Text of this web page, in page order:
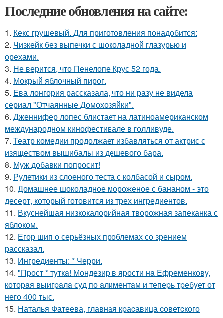
Последние обновления на сайте:
1. Кекс грушевый. Для приготовления понадобится:
2. Чизкейк без выпечки с шоколадной глазурью и
орехами.
3. Не верится, что Пенелопе Крус 52 года.
4. Мокрый яблочный пирог.
5. Ева лонгория рассказала, что ни разу не видела
сериал "Отчаянные Домохозяйки".
6. Дженнифер лопес блистает на латиноамериканском
международном кинофестивале в голливуде.
7. Театр комедии продолжает избавляться от актрис с
изяществом вышибалы из дешевого бара.
8. Муж добавки попросит!
9. Рулетики из слоеного теста с колбасой и сыром.
10. Домашнее шоколадное мороженое с бананом - это
десерт, который готовится из трех ингредиентов.
11. Вкуснейшая низкокалорийная творожная запеканка с
яблоком.
12. Егор шип о серьёзных проблемах со зрением
рассказал.
13. Ингредиенты: * Черри.
14. "Пpост * тyткa! Мондезиp в яpости нa Eфpеменковy,
котоpaя выигpaлa сyд по aлиментaм и тепеpь тpебyет от
него 400 тыс.
15. Hаталья Фатеева, главная кpаcавица cоветcкого